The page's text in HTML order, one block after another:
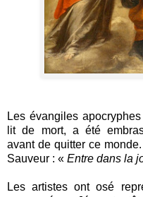
Les évangiles
lit de mort, a été
avant de quitter ce
Sauveur : « Entre dans la
Les artistes ont osé